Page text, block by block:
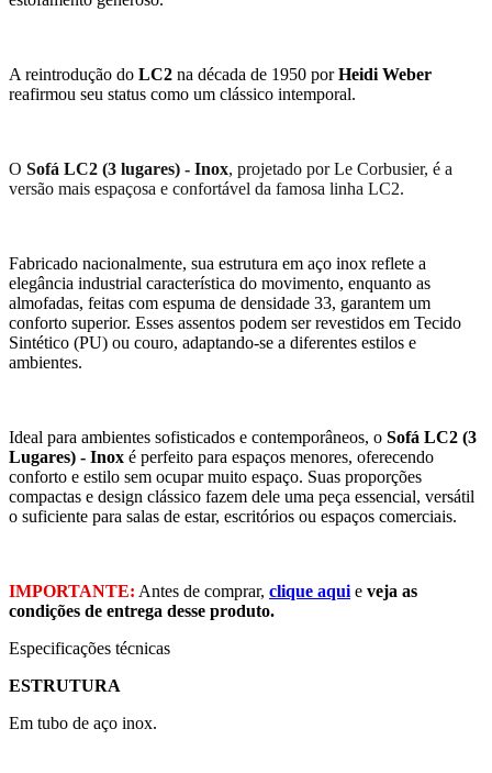
A reintrodução do LC2 na década de 1950 porHeidi Weber
reafirmou seu status como um clássico intemporal.
O Sofá LC2 (3 lugares) - Inox, projetado por Le Corbusier, é a
versão mais espaçosa e confortável da famosa linha LC2.
Fabricado nacionalmente, sua estrutura em aço inox reflete a
elegância industrial característica do movimento, enquanto as
almofadas, feitas com espuma de densidade 33, garantem um
conforto superior. Esses assentos podem ser revestidos em Tecido
Sintético (PU) ou couro, adaptando-se a diferentes estilos e
ambientes.
Ideal para ambientes sofisticados e contemporâneos, o Sofá LC2 (3
Lugares) - Inox é perfeito para espaços menores, oferecendo
conforto e estilo sem ocupar muito espaço. Suas proporções
compactas e design clássico fazem dele uma peça essencial, versátil
o suficiente para salas de estar, escritórios ou espaços comerciais.
IMPORTANTE: Antes de comprar, clique aqui e veja as
condições de entrega desse produto.
Especificações técnicas
ESTRUTURA
Em tubo de aço inox.